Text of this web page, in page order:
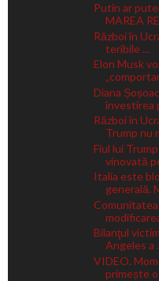
Putin ar
MAREA
Război în
teribile ...
Elon Musk
Diana
învestirea
Război în
Trump nu
Fiul lui
vinovată
Italia este
generală.
Bilanţul
Angeles a
VIDEO.
primește o